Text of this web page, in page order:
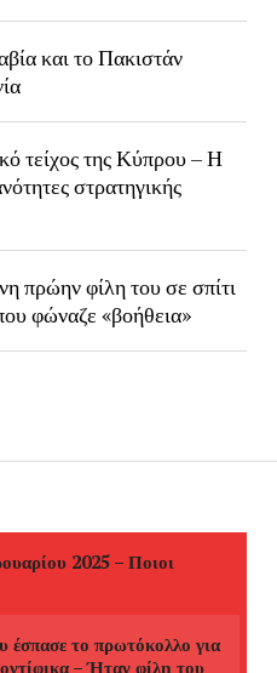
και το Πακιστάν
τείχος της Κύπρου – Η
στρατηγικής
πρώην φίλη του σε σπίτι
φώναζε «βοήθεια»